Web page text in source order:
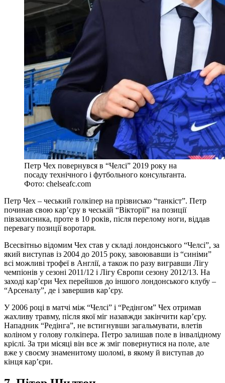
Петр Чех повернувся в “Челсі” 2019 року на
посаду технічного і футбольного консультанта.
Фото: chelseafc.com
Петр Чех – чеський голкіпер на прізвисько “танкіст”. Петр
починав свою кар’єру в чеській “Вікторії” на позиції
півзахисника, проте в 10 років, після перелому ноги, віддав
перевагу позиції воротаря.
Всесвітньо відомим Чех став у складі лондонського “Челсі”, за
який виступав із 2004 до 2015 року, завоювавши із “синіми”
всі можливі трофеї в Англії, а також по разу вигравши Лігу
чемпіонів у сезоні 2011/12 і Лігу Європи сезону 2012/13. На
заході кар’єри Чех перейшов до іншого лондонського клубу –
“Арсеналу”, де і завершив кар’єру.
У 2006 році в матчі між “Челсі” і “Редінгом” Чех отримав
жахливу травму, після якої міг назавжди закінчити кар’єру.
Нападник “Редінга”, не встигнувши загальмувати, влетів
коліном у голову голкіпера. Петро залишав поле в інвалідному
кріслі. За три місяці він все ж зміг повернутися на поле, але
вже у своєму знаменитому шоломі, в якому й виступав до
кінця кар’єри.